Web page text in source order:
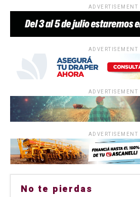
ADVERTISEMENT
ADVERTISEMENT
ADVERTISEMENT
ADVERTISEMENT
No te pierdas